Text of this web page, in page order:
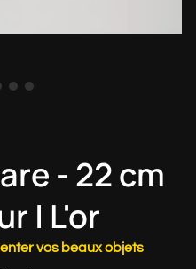
- 22 cm
| L'or
vos beaux objets